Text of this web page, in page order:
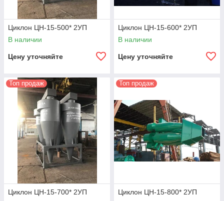
Циклон ЦН-15-500* 2УП
В наличии
Цену уточняйте
Циклон ЦН-15-600* 2УП
В наличии
Цену уточняйте
Топ продаж
Циклон ЦН-15-700* 2УП
Топ продаж
Циклон ЦН-15-800* 2УП